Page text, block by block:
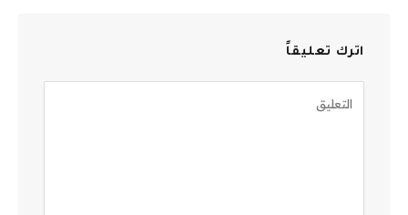
اترك تعليقاً